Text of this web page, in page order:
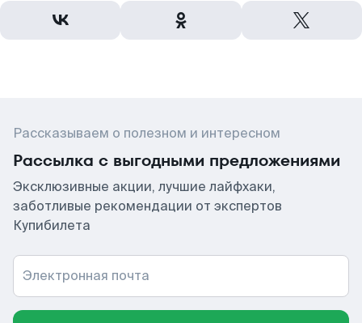
Рассказываем о полезном и интересном
Рассылка с выгодными предложениями
Эксклюзивные акции, лучшие лайфхаки,
заботливые рекомендации от экспертов
Купибилета
Электронная почта